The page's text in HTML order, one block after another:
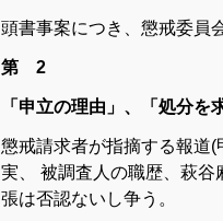
頭書事案につき 懲戒委員
第 2
「申立の理由」、「処分
懲戒請求者が指摘する報道(
実
被調査 人 の職歴 萩谷
張は否認ないし争う 。